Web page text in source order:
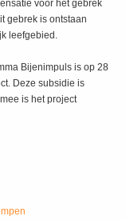
voor het gebrek
gebrek is ontstaan
leefgebied.
Bijenimpuls is op 28
Deze subsidie is
is het project